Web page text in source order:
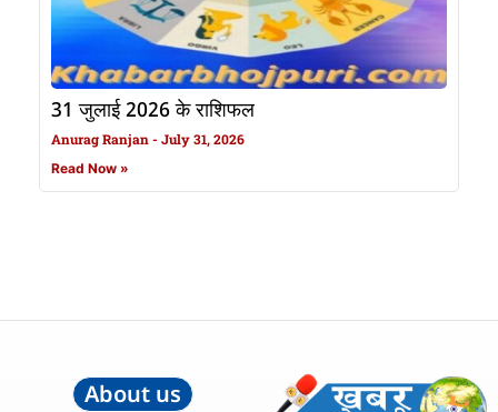
31 जुलाई 2026 के राशिफल
Anurag Ranjan July 31, 2026
Read Now »
About us